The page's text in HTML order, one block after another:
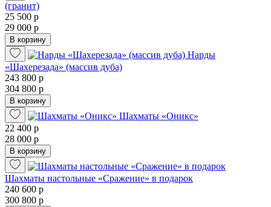
(гранит)
25 500 р
29 000 р
В корзину
Нарды
«Шахерезада» (массив дуба)
243 800 р
304 800 р
В корзину
Шахматы «Оникс»
22 400 р
28 000 р
В корзину
Шахматы настольные «Сражение» в подарок
240 600 р
300 800 р